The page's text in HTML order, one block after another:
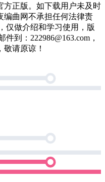
方正版。如下载用户未及时
编曲网不承担任何法律责
仅做介绍和学习使用，版
到：222986@163.com，
请原谅！